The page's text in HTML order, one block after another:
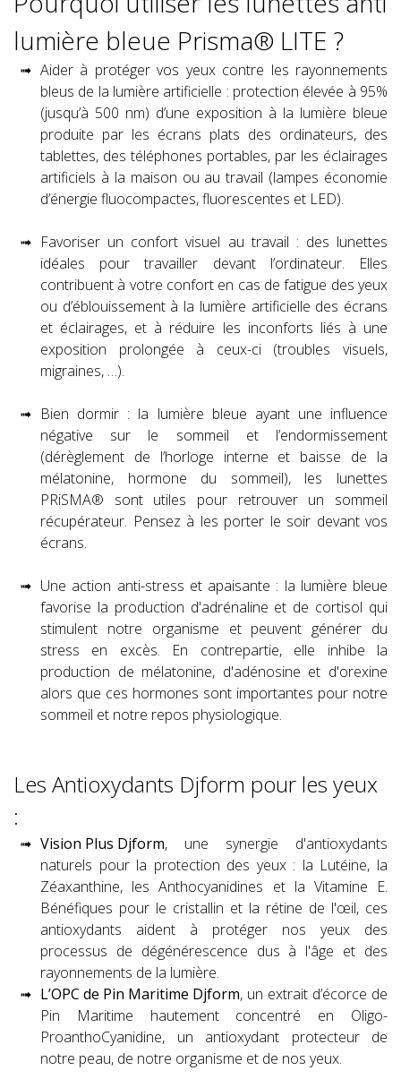
lumière bleue Prisma® LITE ?
Aider à protéger vos yeux contre les rayonnements
bleus de la lumière artificielle : protection élevée à 95%
(jusqu’à 500 nm) d’une exposition à la lumière bleue
produite par les écrans plats des ordinateurs, des
tablettes, des téléphones portables, par les éclairages
artificiels à la maison ou au travail (lampes économie
d’énergie fluocompactes, fluorescentes et LED).
Favoriser un confort visuel au travail : des lunettes
idéales pour travailler devant l’ordinateur. Elles
contribuent à votre confort en cas de fatigue des yeux
ou d’éblouissement à la lumière artificielle des écrans
et éclairages, et à réduire les inconforts liés à une
exposition prolongée à ceux-ci (troubles visuels,
migraines, …).
Bien dormir : la lumière bleue ayant une influence
négative sur le sommeil et l’endormissement
(dérèglement de l’horloge interne et baisse de la
mélatonine, hormone du sommeil), les lunettes
PRiSMA® sont utiles pour retrouver un sommeil
récupérateur. Pensez à les porter le soir devant vos
écrans.
Une action anti-stress et apaisante : la lumière bleue
favorise la production d'adrénaline et de cortisol qui
stimulent notre organisme et peuvent générer du
stress en excès. En contrepartie, elle inhibe la
production de mélatonine, d'adénosine et d'orexine
alors que ces hormones sont importantes pour notre
sommeil et notre repos physiologique.
Les Antioxydants Djform pour les yeux
:
Vision Plus Djform, une synergie d'antioxydants
naturels pour la protection des yeux : la Lutéine, la
Zéaxanthine, les Anthocyanidines et la Vitamine E.
Bénéfiques pour le cristallin et la rétine de l'œil, ces
antioxydants aident à protéger nos yeux des
processus de dégénérescence dus à l'âge et des
rayonnements de la lumière.
L’OPC de Pin Maritime Djform, un extrait d’écorce de
Pin Maritime hautement concentré en Oligo-
ProanthoCyanidine, un antioxydant protecteur de
notre peau, de notre organisme et de nos yeux.